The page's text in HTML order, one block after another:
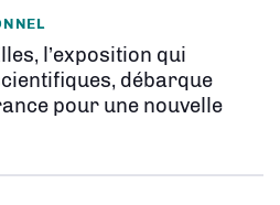
l’exposition qui
débarque
pour une nouvelle